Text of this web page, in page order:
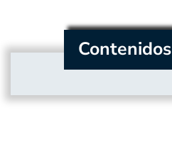
Contenidos